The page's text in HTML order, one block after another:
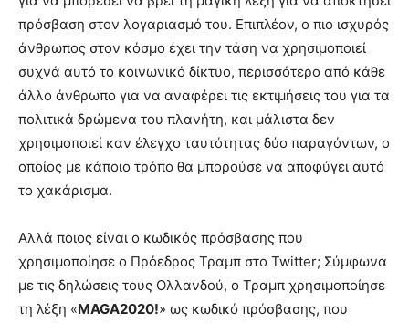
πρόσβαση στον λογαριασμό του. Επιπλέον, ο πιο ισχυρός
άνθρωπος στον κόσμο έχει την τάση να χρησιμοποιεί
συχνά αυτό το κοινωνικό δίκτυο, περισσότερο από κάθε
άλλο άνθρωπο για να αναφέρει τις εκτιμήσεις του για τα
πολιτικά δρώμενα του πλανήτη, και μάλιστα δεν
χρησιμοποιεί καν έλεγχο ταυτότητας δύο παραγόντων, ο
οποίος με κάποιο τρόπο θα μπορούσε να αποφύγει αυτό
το χακάρισμα.
Αλλά ποιος είναι ο κωδικός πρόσβασης που
χρησιμοποίησε ο Πρόεδρος Τραμπ στο Twitter; Σύμφωνα
με τις δηλώσεις τους Ολλανδού, ο Τραμπ χρησιμοποίησε
τη λέξη «MAGA2020!» ως κωδικό πρόσβασης, που